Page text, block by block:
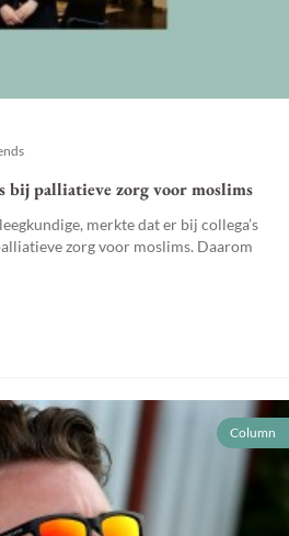
bij palliatieve zorg voor moslims
merkte dat er bij collega’s
zorg voor moslims. Daarom
Column